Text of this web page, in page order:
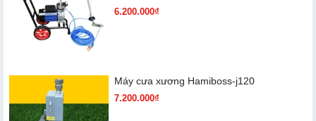
6.200.000₫
Máy cưa xương Hamiboss-j120
7.200.000₫